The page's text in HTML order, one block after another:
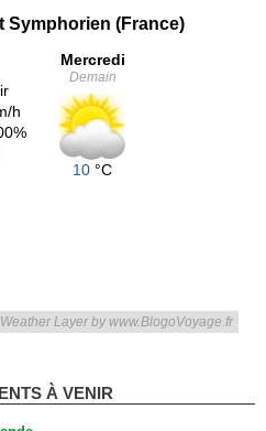
Symphorien (France)
h
Mercredi
Demain
10 °C
Weather Layer by www.BlogoVoyage.fr
À VENIR